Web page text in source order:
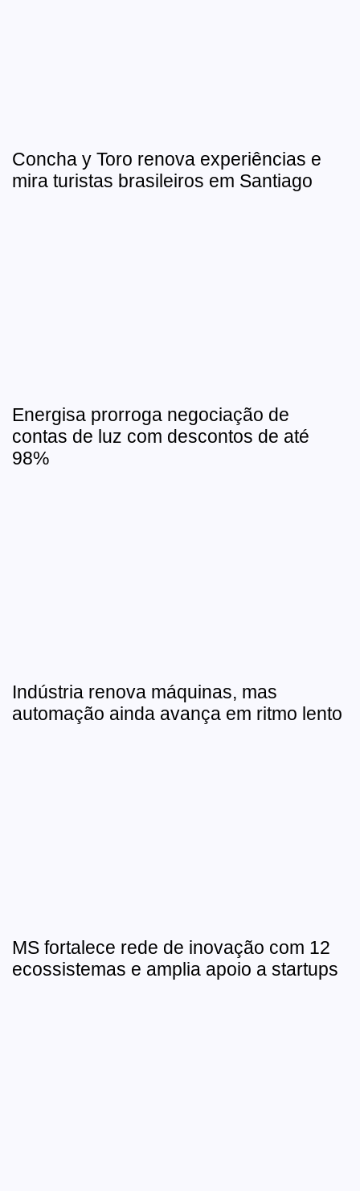
Concha y Toro renova experiências e
mira turistas brasileiros em Santiago
Energisa prorroga negociação de
contas de luz com descontos de até
98%
Indústria renova máquinas, mas
automação ainda avança em ritmo lento
MS fortalece rede de inovação com 12
ecossistemas e amplia apoio a startups